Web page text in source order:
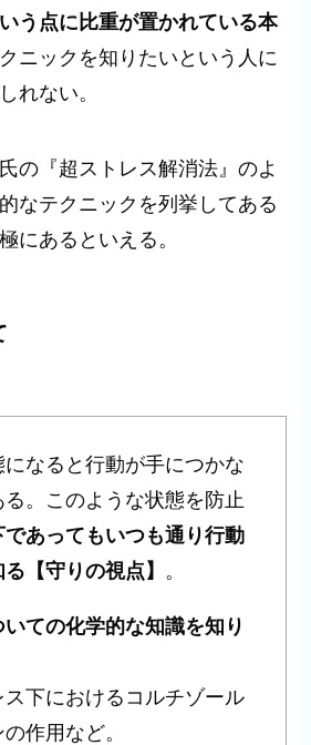
う点に比重が置かれている本
ニックを知りたいという人に
れない。
の『超ストレス解消法』のよ
なテクニックを列挙してある
にあるといえる。
なると行動が手につかな
る。このような状態を防止
であってもいつも通り行動
【守りの視点】
。
ての化学的な知識を知り
下におけるコルチゾール
作用など。